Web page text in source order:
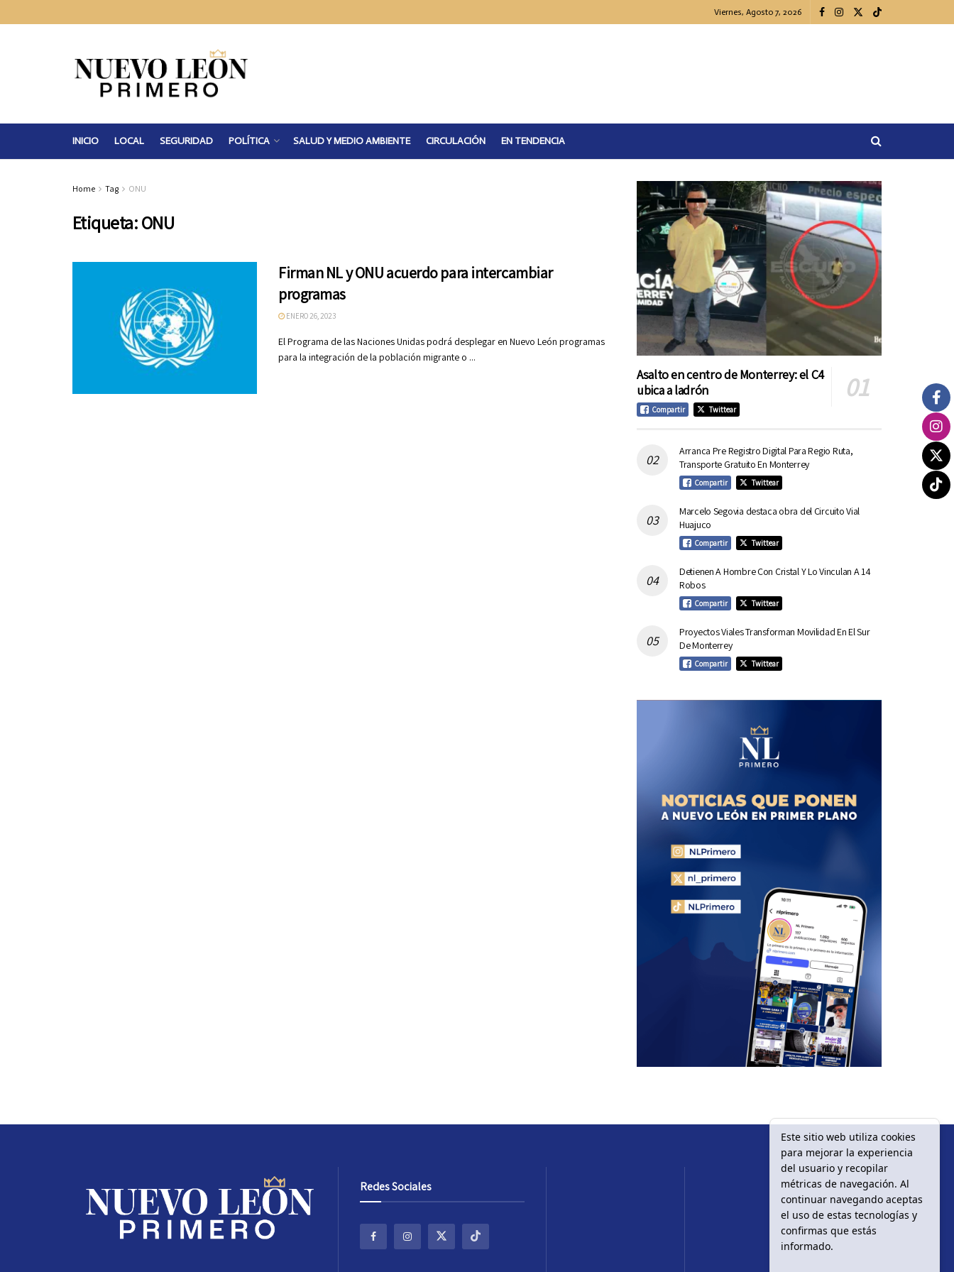
Viernes, Agosto 7, 2026
INICIO LOCAL SEGURIDAD POLÍTICA SALUD Y MEDIO AMBIENTE CIRCULACIÓN EN TENDENCIA
Home Tag ONU
Etiqueta:ONU
Firman NL y ONU acuerdo para intercambiar
programas
ENERO 26, 2023
El Programa de las Naciones Unidas podrá desplegar en Nuevo León programas
para la integración de la población migrante o ...
Asalto en centro de Monterrey: el C4
ubica a ladrón
Compartir Twittear
Arranca Pre Registro Digital Para Regio Ruta,
Transporte Gratuito En Monterrey
Compartir Twittear
Marcelo Segovia destaca obra del Circuito Vial
Huajuco
Compartir Twittear
Detienen A Hombre Con Cristal Y Lo Vinculan A 14
Robos
Compartir Twittear
Proyectos Viales Transforman Movilidad En El Sur
De Monterrey
Compartir Twittear
Redes Sociales
Este sitio web utiliza cookies
para mejorar la experiencia
del usuario y recopilar
métricas de navegación. Al
continuar navegando aceptas
el uso de estas tecnologías y
confirmas que estás
informado.